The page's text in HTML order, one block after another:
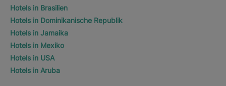
Hotels in Brasilien
Hotels in Dominikanische Republik
Hotels in Jamaika
Hotels in Mexiko
Hotels in USA
Hotels in Aruba